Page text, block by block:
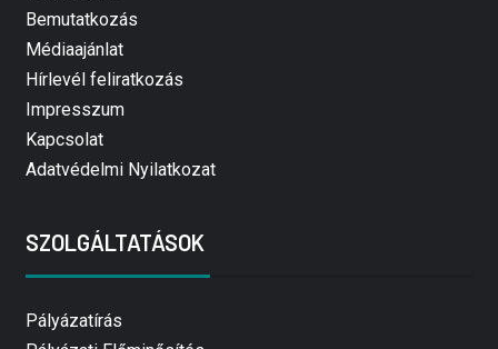
Bemutatkozás
Médiaajánlat
Hírlevél feliratkozás
Impresszum
Kapcsolat
Adatvédelmi Nyilatkozat
SZOLGÁLTATÁSOK
Pályázatírás